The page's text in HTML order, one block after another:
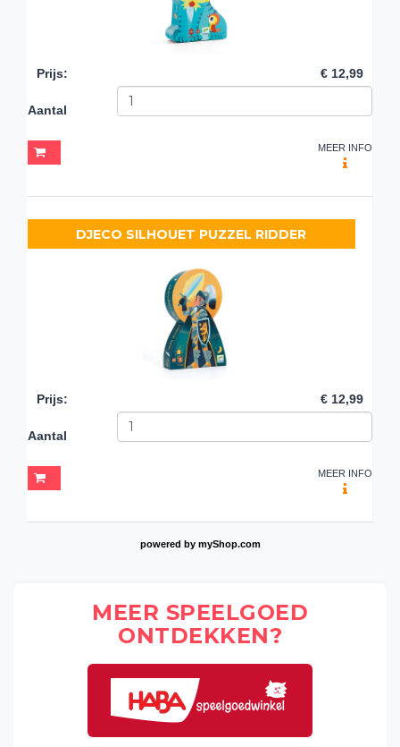
Prijs: € 12,99
Aantal
MEER INFO
DJECO SILHOUET PUZZEL RIDDER
Prijs: € 12,99
Aantal
MEER INFO
powered by myShop.com
MEER SPEELGOED
ONTDEKKEN?